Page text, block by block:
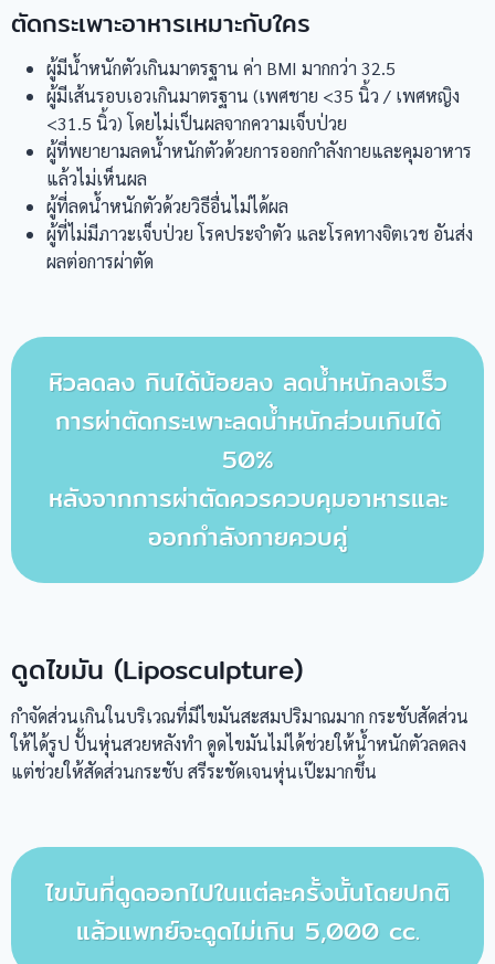
ตัดกระเพาะอาหารเหมาะกับใคร
ผู้มีน้ำหนักตัวเกินมาตรฐาน ค่า BMI มากกว่า 32.5
ผู้มีเส้นรอบเอวเกินมาตรฐาน (เพศชาย <35 นิ้ว / เพศหญิง
<31.5 นิ้ว) โดยไม่เป็นผลจากความเจ็บป่วย
ผู้ที่พยายามลดน้ำหนักตัวด้วยการออกกำลังกายและคุมอาหาร
แล้วไม่เห็นผล
ผู้ที่ลดน้ำหนักตัวด้วยวิธีอื่นไม่ได้ผล
ผู้ที่ไม่มีภาวะเจ็บป่วย โรคประจำตัว และโรคทางจิตเวช อันส่ง
ผลต่อการผ่าตัด
หิวลดลง กินได้น้อยลง ลดน้ำหนักลงเร็ว
การผ่าตัดกระเพาะลดน้ำหนักส่วนเกินได้
50%
หลังจากการผ่าตัดควรควบคุมอาหารและ
ออกกำลังกายควบคู่
ดูดไขมัน (Liposculpture)
กำจัดส่วนเกินในบริเวณที่มีไขมันสะสมปริมาณมาก กระชับสัดส่วน
ให้ได้รูป ปั้นหุ่นสวยหลังทำ ดูดไขมันไม่ได้ช่วยให้น้ำหนักตัวลดลง
แต่ช่วยให้สัดส่วนกระชับ สรีระชัดเจนหุ่นเป๊ะมากขึ้น
ไขมันที่ดูดออกไปในแต่ละครั้งนั้นโดยปกติ
แล้วแพทย์จะดูดไม่เกิน 5,000 cc.